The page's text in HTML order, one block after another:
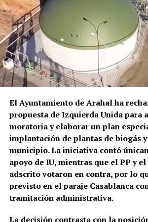
reducido y atendido
sacado en una silla de ruedas y
ambulancia al Hospital Universitario
Osuna.
El episodio no es un hecho
Profesionales consultados por este
alertando de repetidos episodios de
comportamientos agresivos y
conflictivas en el centro de salud,
relacionados, según estos
que llegan bajo los efectos de
La preocupación por las agresiones
es nueva. El Área de Gestión
en marcha este mismo año
la Guardia Civil para prevenir y
situaciones, una iniciativa que debía
entre otros lugares, a los
El Ayuntamiento de Arahal ha
propuesta de Izquierda Unida para
moratoria y elaborar un plan
implantación de plantas de biogás
municipio. La iniciativa contó
apoyo de IU, mientras que el PP y
adscrito votaron en contra, por lo
previsto en el paraje Casablanca
tramitación administrativa.
La decisión contrasta con la